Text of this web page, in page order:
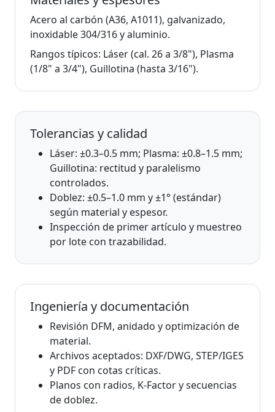
Acero al carbón (A36, A1011), galvanizado,
inoxidable 304/316 y aluminio.
Rangos típicos: Láser (cal. 26 a 3/8"), Plasma
(1/8" a 3/4"), Guillotina (hasta 3/16").
Tolerancias y calidad
Láser: ±0.3–0.5 mm; Plasma: ±0.8–1.5 mm;
Guillotina: rectitud y paralelismo
controlados.
Doblez: ±0.5–1.0 mm y ±1° (estándar)
según material y espesor.
Inspección de primer artículo y muestreo
por lote con trazabilidad.
Ingeniería y documentación
Revisión DFM, anidado y optimización de
material.
Archivos aceptados: DXF/DWG, STEP/IGES
y PDF con cotas críticas.
Planos con radios, K-Factor y secuencias
de doblez.